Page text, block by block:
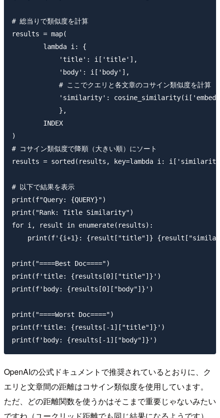
# 総当りで類似度を計算
results = map(
        lambda i: {
            'title': i['title'],
            'body': i['body'],
            # ここでクエリと各文章のコサイン類似度を計算
'similarity':
            },
        INDEX
)
# コサイン類似度で降順（大きい順）にソート
results = sorted(results, key=lambda i:
# 以下で結果を表示
print(f"Query: {QUERY}")
print("Rank: Title Similarity")
for i, result in enumerate(results):
print(f'{i+1}: {result["title"]}
print("====Best Doc====")
print(f'title: {results[0]["title"]}')
print(f'body: {results[0]["body"]}')
print("====Worst Doc====")
print(f'title: {results[-1]["title"]}')
OpenAIの公式ドキュメントで推奨されているとおりに、ク
エリと文章間の距離はコサイン類似度を使用しています。
ただ、どの距離関数を使うかはそこまで重要じゃないみたい
ですね（ユークリッド距離でも同じ結果になるようです）